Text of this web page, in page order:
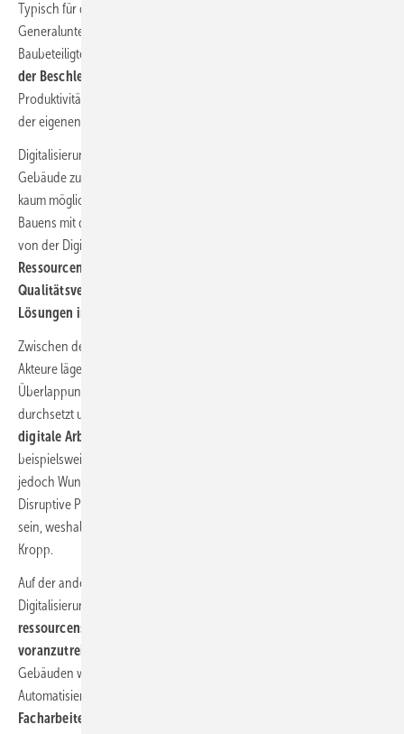
Typisch für die BIM-orientierte Branche, das sind in erster Linie
Generalunternehmen, sei eine Daten-basierte Optimierung. Viele
Baubeteiligte sehen die
der Beschleunigung des Bauprozesses
Produktivität und der Kosteneffizienz und damit in einer Steigerung
der eigenen Wettbewerbsfähigkeit.
Digitalisierung eröffne jedoch auch die Möglichkeit, ikonische
Gebäude zu kreieren, die bisher durch analoge Planungsmethoden
kaum möglich gewesen wären. Auch die Verfechter nachhaltigen
Bauens mit dem Ziel einer Bauplanung nach CO
von der Digitalisierung profitieren. Dabei gehe es darum,
Ressourcen-Effizienz und Rezyklierbarkeit mit
Qualitätsverbesserungen und Klimaschutz mit innovativen
Lösungen in Einklang zu bringen.
Zwischen den unterschiedlichen Ansätzen und Zielen der genannten
Akteure lägen oftmals Welten, aber es gebe auch deutliche
Überlappungen, so Kropp. Die Frage sei, welche der Visionen sich
durchsetzt und welche auf der Strecke bleiben. Vielfach sei die
digitale Arbeitsweise beim Bauprozess bereits vorgeschrieben,
beispielsweise beim Entwurf und bei der Vorfertigung. Oftmals lägen
jedoch Wunschtraum und Alptraum der Beteiligten nahe beieinander.
Disruptive Prozesse seien so vorgezeichnet. Dies mag mit ein Grund
sein, weshalb sich die Baukultur nur in kleinen Schritten verändert, so
Kropp.
Auf der anderen Seite könnte eine gewerkeübergreifende
Digitalisierung des Bauprozesses dazu beitragen, die
ressourcenschonende und CO
voranzutreiben
Gebäuden während des Bauprozesses verursacht werden. Die
Automatisierung könne auch ein
Facharbeitermangel